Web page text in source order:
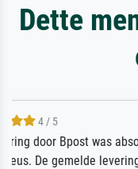
Dette
Sehr gute
des